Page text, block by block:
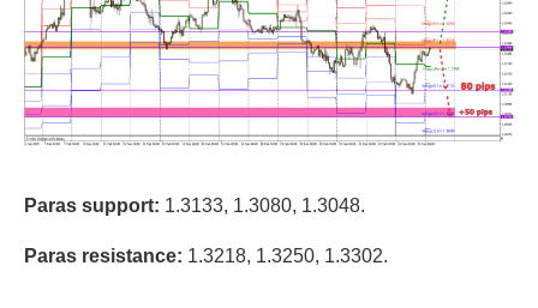
Paras support: 1.3133, 1.3080, 1.3048.
Paras resistance: 1.3218, 1.3250, 1.3302.